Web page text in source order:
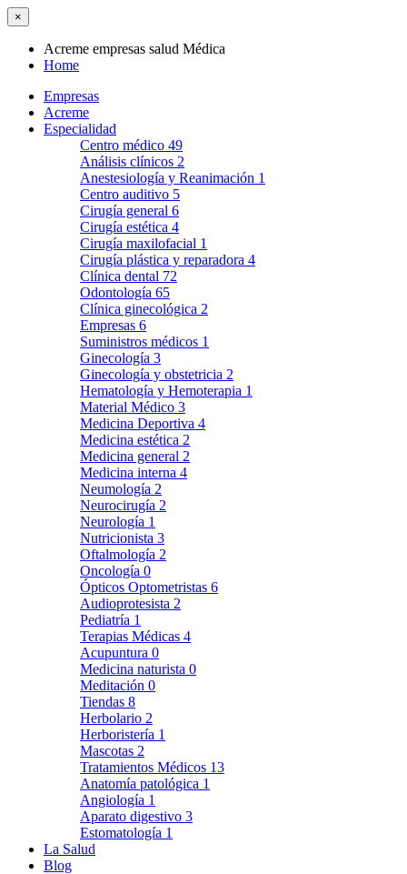
×
Acreme empresas salud Médica
Home
Empresas
Acreme
Especialidad
Centro médico 49
Análisis clínicos 2
Anestesiología y Reanimación 1
Centro auditivo 5
Cirugía general 6
Cirugía estética 4
Cirugía maxilofacial 1
Cirugía plástica y reparadora 4
Clínica dental 72
Odontología 65
Clínica ginecológica 2
Empresas 6
Suministros médicos 1
Ginecología 3
Ginecología y obstetricia 2
Hematología y Hemoterapia 1
Material Médico 3
Medicina Deportiva 4
Medicina estética 2
Medicina general 2
Medicina interna 4
Neumología 2
Neurocirugía 2
Neurología 1
Nutricionista 3
Oftalmología 2
Oncología 0
Ópticos Optometristas 6
Audioprotesista 2
Pediatría 1
Terapias Médicas 4
Acupuntura 0
Medicina naturista 0
Meditación 0
Tiendas 8
Herbolario 2
Herboristería 1
Mascotas 2
Tratamientos Médicos 13
Anatomía patológica 1
Angiología 1
Aparato digestivo 3
Estomatología 1
La Salud
Blog